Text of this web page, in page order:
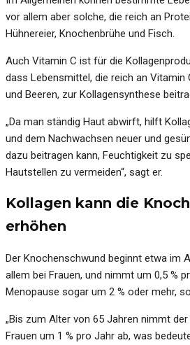
vor allem aber solche, die reich an
Hühnereier, Knochenbrühe und Fisch.
Auch Vitamin C ist für die
dass Lebensmittel, die reich an
und Beeren, zur Kollagensynthese
„Da man ständig Haut abwirft, hilft
und dem Nachwachsen neuer und
dazu beitragen kann, Feuchtigkeit zu
Hautstellen zu vermeiden“, sagt er.
Kollagen kann die
erhöhen
Der Knochenschwund beginnt etwa im
allem bei Frauen, und nimmt um 0,5 %
Menopause sogar um 2 % oder mehr,
„Bis zum Alter von 65 Jahren nimmt
Frauen um 1 % pro Jahr ab, was